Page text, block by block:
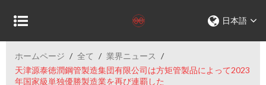
日本語
ホームページ / 全て / 業界ニュース /
天津源泰徳潤鋼管製造集団有限公司は方矩管製品によって2023
年国家級単独優勝製造業を再び連覇した